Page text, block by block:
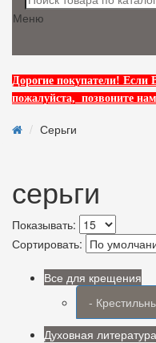
Меню
Дорогие покупатели! Если
пожалуйста, позвоните
Серьги
серьги
Показывать:
Сортировать:
Все для крещения
-
Духовная литература